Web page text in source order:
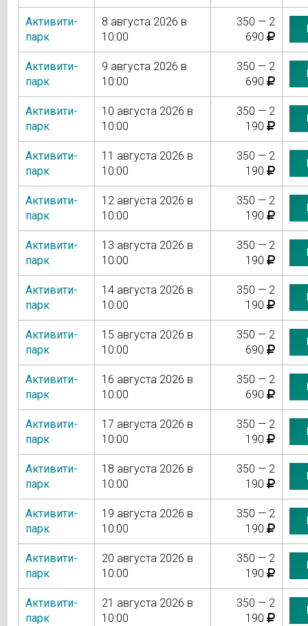
Активити-
парк
8 августа 2026 в
10:00
350 — 2
690
Активити-
парк
9 августа 2026 в
10:00
350 — 2
690
Активити-
парк
10 августа 2026 в
10:00
350 — 2
190
Активити-
парк
11 августа 2026 в
10:00
350 — 2
190
Активити-
парк
12 августа 2026 в
10:00
350 — 2
190
Активити-
парк
13 августа 2026 в
10:00
350 — 2
190
Активити-
парк
14 августа 2026 в
10:00
350 — 2
190
Активити-
парк
15 августа 2026 в
10:00
350 — 2
690
Активити-
парк
16 августа 2026 в
10:00
350 — 2
690
Активити-
парк
17 августа 2026 в
10:00
350 — 2
190
Активити-
парк
18 августа 2026 в
10:00
350 — 2
190
Активити-
парк
19 августа 2026 в
10:00
350 — 2
190
Активити-
парк
20 августа 2026 в
10:00
350 — 2
190
Активити-
парк
21 августа 2026 в
10:00
350 — 2
190